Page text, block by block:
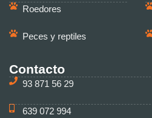
Roedores
Peces y reptiles
Contacto
93 871 56 29
639 072 994